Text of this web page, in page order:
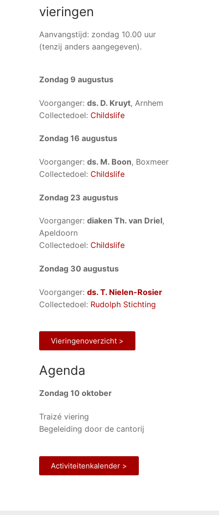
vieringen
Aanvangstijd: zondag 10.00 uur
(tenzij anders aangegeven).
Zondag 9 augustus
Voorganger: ds. D. Kruyt, Arnhem
Collectedoel: Childslife
Zondag 16 augustus
Voorganger: ds. M. Boon, Boxmeer
Collectedoel: Childslife
Zondag 23 augustus
Voorganger: diaken Th. van Driel,
Apeldoorn
Collectedoel: Childslife
Zondag 30 augustus
Voorganger: ds. T. Nielen-Rosier
Collectedoel: Rudolph Stichting
Vieringenoverzicht >
Agenda
Zondag 10 oktober
Traizé viering
Begeleiding door de cantorij
Activiteitenkalender >